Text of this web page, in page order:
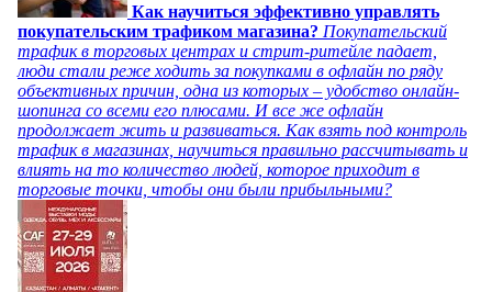
Как научиться эффективно управлять
покупательским трафиком магазина? Покупательский
трафик в торговых центрах и стрит-ритейле падает,
люди стали реже ходить за покупками в офлайн по ряду
объективных причин, одна из которых – удобство онлайн-
шопинга со всеми его плюсами. И все же офлайн
продолжает жить и развиваться. Как взять под контроль
трафик в магазинах, научиться правильно рассчитывать и
влиять на то количество людей, которое приходит в
торговые точки, чтобы они были прибыльными?